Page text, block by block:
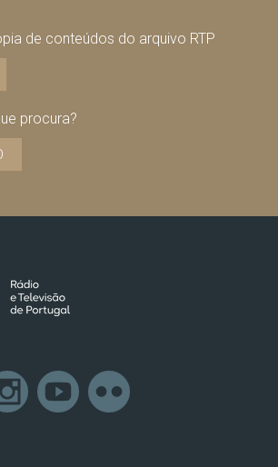
de conteúdos do arquivo RTP
procura?